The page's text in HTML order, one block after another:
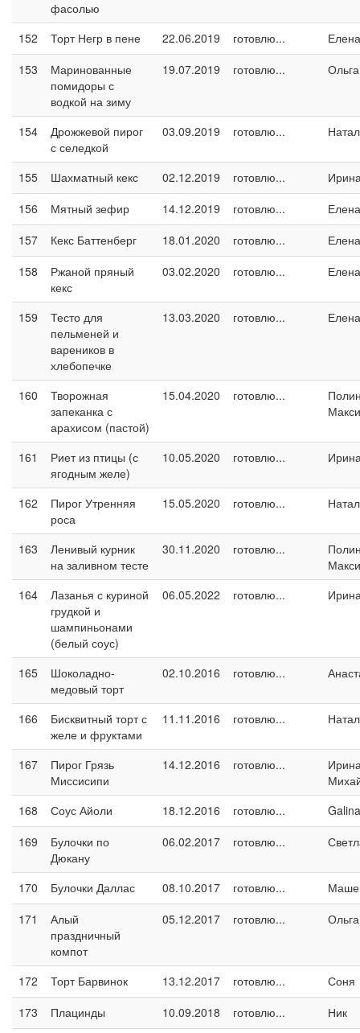
фасолью
152
Торт Негр в пене 22.06.2019 готовлю...
153
Маринованные
помидоры с
водкой на зиму
19.07.2019 готовлю... Ольга
154
Дрожжевой пирог
с селедкой
03.09.2019 готовлю...
155 Шахматный кекс 02.12.2019 готовлю...
156
Мятный зефир 14.12.2019 готовлю...
157
Кекс Баттенберг 18.01.2020 готовлю...
158
Ржаной пряный
кекс
03.02.2020 готовлю...
159
Тесто для
пельменей и
вареников в
хлебопечке
13.03.2020 готовлю...
160
Творожная
запеканка с
арахисом (пастой)
15.04.2020 готовлю...
161
Риет из птицы (с
ягодным желе)
10.05.2020 готовлю...
162
Пирог Утренняя
роса
15.05.2020 готовлю...
163
Ленивый курник
на заливном тесте
30.11.2020 готовлю...
164
Лазанья с куриной
грудкой и
шампиньонами
(белый соус)
06.05.2022 готовлю...
165
Шоколадно-
медовый торт
02.10.2016 готовлю...
166
Бисквитный торт с
желе и фруктами
11.11.2016 готовлю...
167
Пирог Грязь
Миссисипи
14.12.2016 готовлю...
168
Соус Айоли 18.12.2016 готовлю...
169
Булочки по
Дюкану
06.02.2017 готовлю...
170 Булочки Даллас 08.10.2017 готовлю...
171
Алый
праздничный
компот
05.12.2017 готовлю...
172 Торт Барвинок 13.12.2017 готовлю...
Соня
173
Плацинды 10.09.2018 готовлю...
Ник